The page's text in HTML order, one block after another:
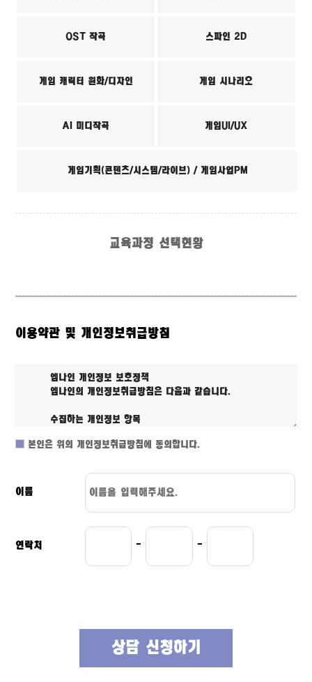
OST 작곡 스파인 2D
게임 캐릭터 원화/디자인 게임 시나리오
AI 미디작곡 게임UI/UX
게임기획(콘텐츠/시스템/라이브) / 게임사업PM
교육과정 선택현황
이용약관 및 개인정보취급방침
본인은 위의 개인정보취급방침에 동의합니다.
이름
연락처 - -
상담 신청하기